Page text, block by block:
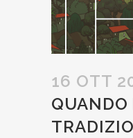
16 OTT
QUANDO